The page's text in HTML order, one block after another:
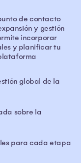
de contacto
y gestión
incorporar
y planificar tu
global de la
sobre la
para cada etapa